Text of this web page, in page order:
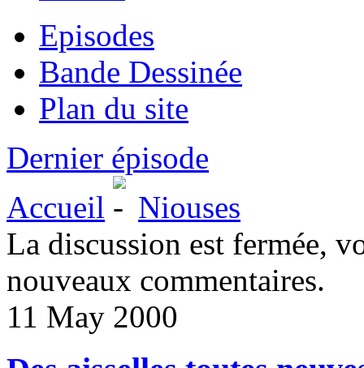
Episodes
Bande Dessinée
Plan du site
Dernier épisode
Accueil
Niouses
La discussion est fermée,
nouveaux commentaires.
11 May 2000